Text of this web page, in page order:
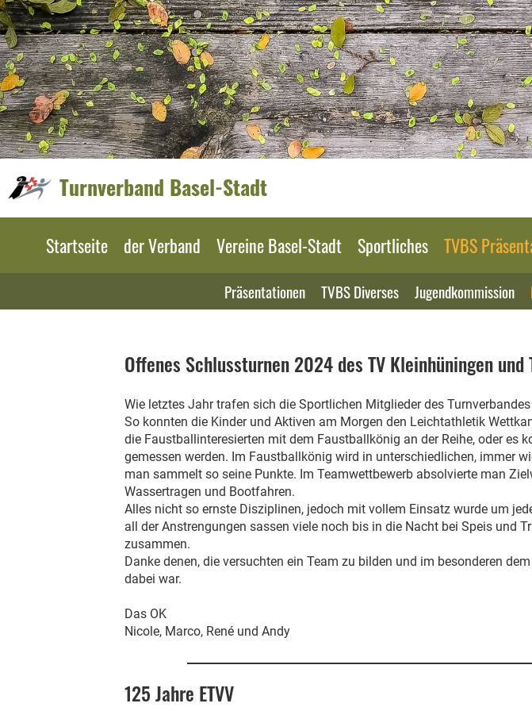
Turnverband Basel-Stadt
Startseite der Verband Vereine Basel-Stadt Sportliches TVBS
Präsentationen TVBS Diverses Jugendkommission
Offenes Schlussturnen 2024 des TV Kleinhüningen und
Wie letztes Jahr trafen sich die Sportlichen Mitglieder des
So konnten die Kinder und Aktiven am Morgen den Leichtathletik
die Faustballinteresierten mit dem Faustballkönig an der Reihe, oder es
gemessen werden. Im Faustballkönig wird in unterschiedlichen, immer
man sammelt so seine Punkte. Im Teamwettbewerb absolvierte man
Wassertragen und Bootfahren.
Alles nicht so ernste Disziplinen, jedoch mit vollem Einsatz wurde um
all der Anstrengungen sassen viele noch bis in die Nacht bei Speis und
zusammen.
Danke denen, die versuchten ein Team zu bilden und im besonderen
dabei war.
Das OK
Nicole, Marco, René und Andy
125 Jahre ETVV